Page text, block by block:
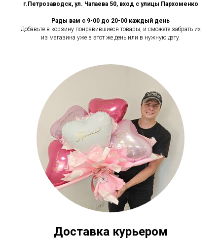
г.Петрозаводск, ул. Чапаева 50, вход с улицы Пархоменко
Рады вам с 9-00 до 20-00 каждый день
Добавьте в корзину понравившиеся товары, и сможете забрать их
из магазина уже в этот же день или в нужную дату.
Доставка курьером